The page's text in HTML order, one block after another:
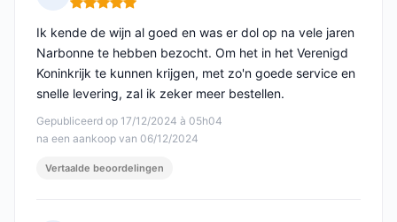
Opmerking: 5 van 5
Gepubliceerd op 17/12/2024 à 05h04
na een aankoop van 06/12/2024
Ik kende de wijn al goed en was er dol op na vele jaren
Narbonne te hebben bezocht. Om het in het Verenigd
Koninkrijk te kunnen krijgen, met zo'n goede service en
snelle levering, zal ik zeker meer bestellen.
Vertaalde beoordelingen